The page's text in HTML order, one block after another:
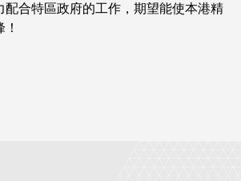
配合特區政府的工作，期望能使本港精